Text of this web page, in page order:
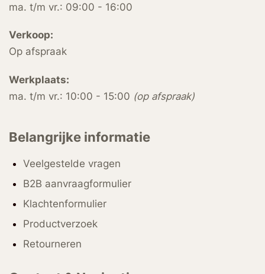
ma. t/m vr.: 09:00 - 16:00
Verkoop:
Op afspraak
Werkplaats:
ma. t/m vr.: 10:00 - 15:00 (op afspraak)
Belangrijke informatie
Veelgestelde vragen
B2B aanvraagformulier
Klachtenformulier
Productverzoek
Retourneren